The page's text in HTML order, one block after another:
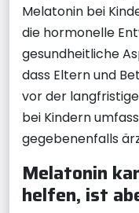
Melatonin bei
die hormonelle
gesundheitliche
dass Eltern und
vor der
bei Kindern
gegebenenfalls
Melatonin
helfen, ist